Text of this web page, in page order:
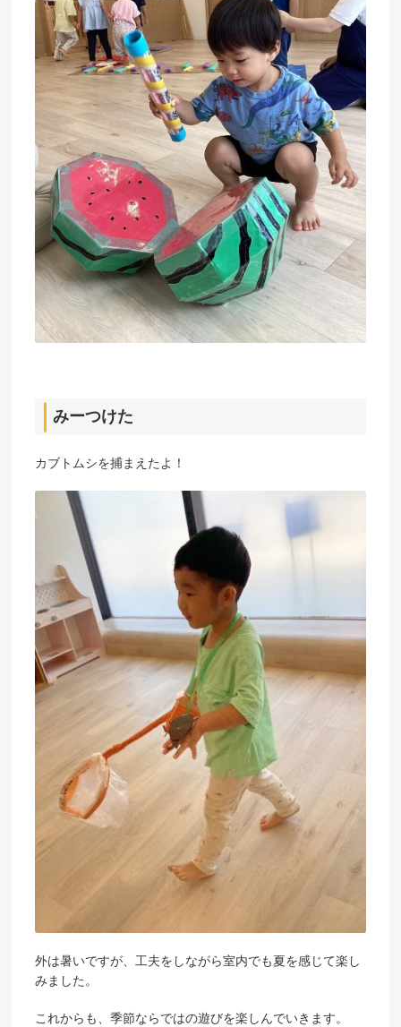
みーつけた
カブトムシを捕まえたよ！
外は暑いですが、工夫をしながら室内でも夏を感じて楽し
みました。
これからも、季節ならではの遊びを楽しんでいきます。